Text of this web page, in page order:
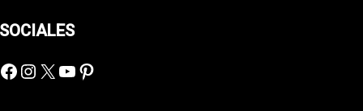
SOCIALES
Facebook
Instagram
X YouTube
Pinterest